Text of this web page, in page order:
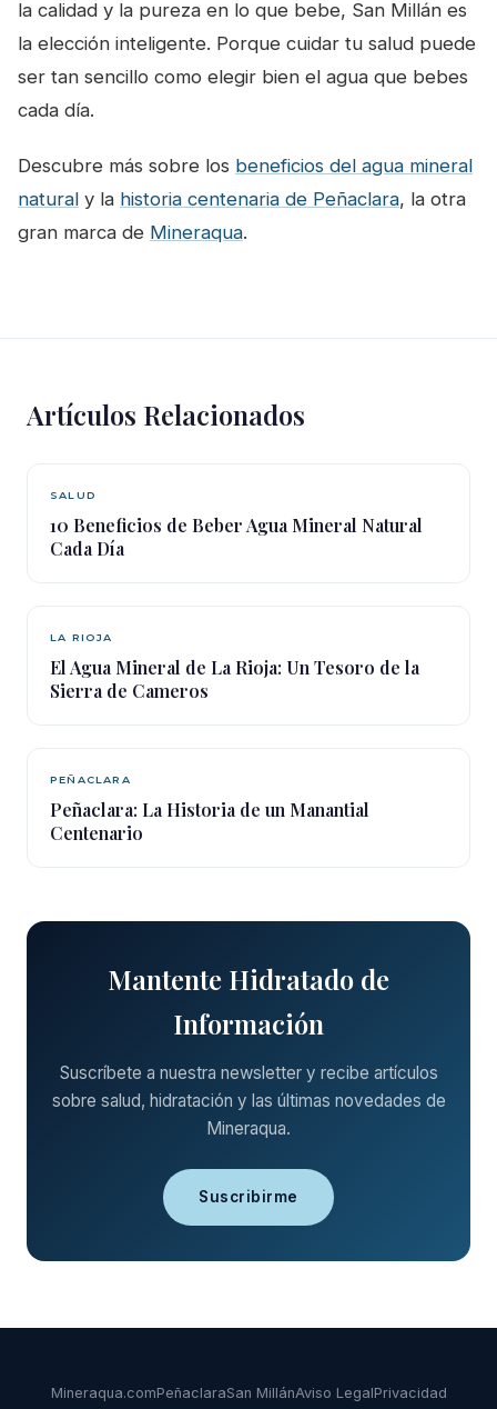
la calidad y la pureza en lo que bebe, San Millán es
la elección inteligente. Porque cuidar tu salud puede
ser tan sencillo como elegir bien el agua que bebes
cada día.
Descubre más sobre los beneficios del agua mineral
natural y la historia centenaria de Peñaclara, la otra
gran marca de Mineraqua.
Artículos Relacionados
SALUD
10 Beneficios de Beber Agua Mineral Natural
Cada Día
LA RIOJA
El Agua Mineral de La Rioja: Un Tesoro de la
Sierra de Cameros
PEÑACLARA
Peñaclara: La Historia de un Manantial
Centenario
Mantente Hidratado de
Información
Suscríbete a nuestra newsletter y recibe artículos
sobre salud, hidratación y las últimas novedades de
Mineraqua.
Suscribirme
Mineraqua.comPeñaclaraSan MillánAviso LegalPrivacidad